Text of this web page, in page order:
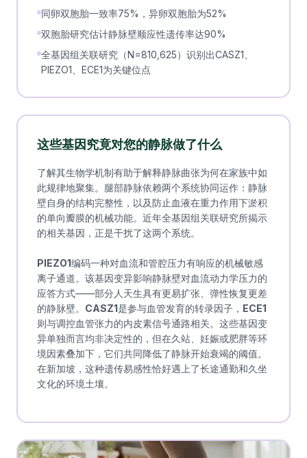
同卵双胞胎一致率75%，异卵双胞胎为52%
双胞胎研究估计静脉壁顺应性遗传率达90%
全基因组关联研究（N=810,625）识别出CASZ1、
PIEZO1、ECE1为关键位点
这些基因究竟对您的静脉做了什么
了解其生物学机制有助于解释静脉曲张为何在家族中如
此规律地聚集。腿部静脉依赖两个系统协同运作：静脉
壁自身的结构完整性，以及防止血液在重力作用下淤积
的单向瓣膜的机械功能。近年全基因组关联研究所揭示
的相关基因，正是干扰了这两个系统。
PIEZO1编码一种对血流和管腔压力有响应的机械敏感
离子通道。该基因变异影响静脉壁对血流动力学压力的
应答方式——部分人天生具有更易扩张、弹性恢复更差
的静脉壁。 CASZ1是参与血管发育的转录因子， ECE1
则与调控血管张力的内皮素信号通路相关。这些基因变
异单独而言均非决定性的，但在久站、妊娠或肥胖等环
境因素叠加下，它们共同降低了静脉开始衰竭的阈值。
在新加坡，这种遗传易感性恰好遇上了长途通勤和久坐
文化的环境土壤。